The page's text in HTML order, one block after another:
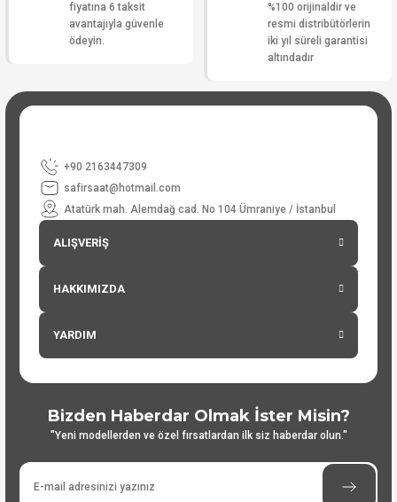
fiyatına 6 taksit
avantajıyla güvenle
ödeyin.
%100 orijinaldir ve
resmi distribütörlerin
iki yıl süreli garantisi
altındadır
+90 2163447309
safirsaat@hotmail.com
Atatürk mah. Alemdağ cad. No 104 Ümraniye / İstanbul
ALIŞVERİŞ
HAKKIMIZDA
YARDIM
Bizden Haberdar Olmak İster Misin?
"Yeni modellerden ve özel fırsatlardan ilk siz haberdar olun."